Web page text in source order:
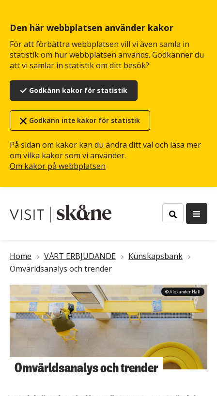
Den här webbplatsen använder kakor
För att förbättra webbplatsen vill vi även samla in
statistik om hur webbplatsen används. Godkänner du
att vi samlar in statistik om ditt besök?
Godkänn kakor för statistik
Godkänn inte kakor för statistik
På sidan om kakor kan du ändra ditt val och läsa mer
om vilka kakor som vi använder.
Om kakor på webbplatsen
huvudinnehåll
Länkstig
Home VÅRT ERBJUDANDE
Kunskapsbank
Omvärldsanalys och trender
© Alexander Hall
Omvärldsanalys och trender